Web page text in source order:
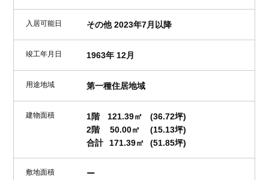
入居可能日 その他 2023年7月以降
竣工年月日 1963年 12月
用途地域 第一種住居地域
建物面積 1階 121.39㎡
(36.72坪)
2階
50.00㎡
(15.13坪)
合計
171.39㎡ (51.85坪)
敷地面積 ー